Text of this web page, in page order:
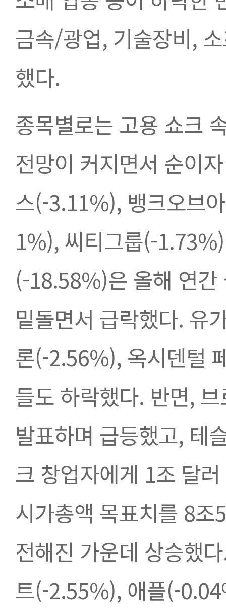
금속/광업, 기술장비,
했다.
종목별로는 고용 쇼크
전망이 커지면서 순이
스(-3.11%), 뱅크오브
1%), 씨티그룹(-
(-18.58%)은 올해 연간
밑돌면서 급락했다. 유
론(-2.56%), 옥시덴털
들도 하락했다. 반면,
발표하며 급등했고, 테
크 창업자에게 1조 달
시가총액 목표치를 8
전해진 가운데 상승했
트(-2.55%), 애플(-